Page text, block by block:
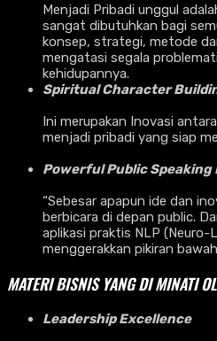
Menjadi Pribadi unggul
sangat dibutuhkan bagi
konsep, strategi, metode
mengatasi segala
kehidupannya.
Spiritual Character
Ini merupakan Inovasi
menjadi pribadi yang siap
Powerful Public Speaking
“Sebesar apapun ide dan
berbicara di depan public.
aplikasi praktis NLP
menggerakkan pikiran
MATERI BISNIS YANG DI MINATI
Leadership Excellence